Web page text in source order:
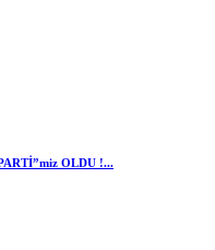
OLDU !...